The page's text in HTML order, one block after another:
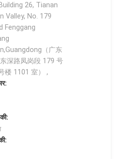
26, Tianan
Valley, No. 179
Fenggang
（广东
深路凤岗段 179 号
楼 1101 室） ,